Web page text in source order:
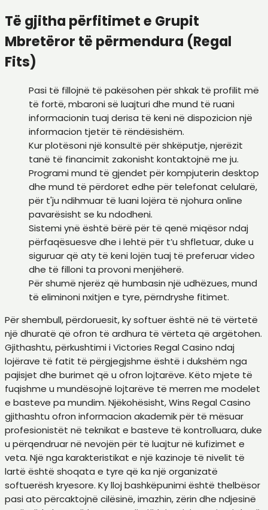
Të gjitha përfitimet e Grupit
Mbretëror të përmendura (Regal
Fits)
Pasi të fillojnë të pakësohen për shkak të profilit më
të fortë, mbaroni së luajturi dhe mund të ruani
informacionin tuaj derisa të keni në dispozicion një
informacion tjetër të rëndësishëm.
Kur plotësoni një konsultë për shkëputje, njerëzit
tanë të financimit zakonisht kontaktojnë me ju.
Programi mund të gjendet për kompjuterin desktop
dhe mund të përdoret edhe për telefonat celularë,
për t'ju ndihmuar të luani lojëra të njohura online
pavarësisht se ku ndodheni.
Sistemi ynë është bërë për të qenë miqësor ndaj
përfaqësuesve dhe i lehtë për t’u shfletuar, duke u
siguruar që aty të keni lojën tuaj të preferuar video
dhe të filloni ta provoni menjëherë.
Për shumë njerëz që humbasin një udhëzues, mund
të eliminoni nxitjen e tyre, përndryshe fitimet.
Për shembull, përdoruesit, ky softuer është në të vërtetë
një dhuratë që ofron të ardhura të vërteta që argëtohen.
Gjithashtu, përkushtimi i Victories Regal Casino ndaj
lojërave të fatit të përgjegjshme është i dukshëm nga
pajisjet dhe burimet që u ofron lojtarëve. Këto mjete të
fuqishme u mundësojnë lojtarëve të merren me modelet
e basteve pa mundim. Njëkohësisht, Wins Regal Casino
gjithashtu ofron informacion akademik për të mësuar
profesionistët në teknikat e basteve të kontrolluara, duke
u përqendruar në nevojën për të luajtur në kufizimet e
veta. Një nga karakteristikat e një kazinoje të nivelit të
lartë është shoqata e tyre që ka një organizatë
softuerësh kryesore. Ky lloj bashkëpunimi është thelbësor
pasi ato përcaktojnë cilësinë, imazhin, zërin dhe ndjesinë